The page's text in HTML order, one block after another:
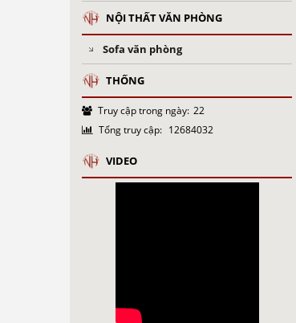
NỘI THẤT VĂN PHÒNG
Sofa văn phòng
THỐNG
Truy cập trong ngày: 22
Tổng truy cập: 12684032
VIDEO